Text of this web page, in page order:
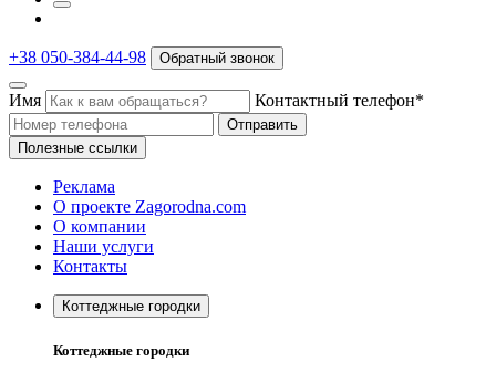
+38 050-384-44-98 Обратный звонок
Имя Контактный телефон*
Отправить
Полезные ссылки
Реклама
О проекте Zagorodna.com
О компании
Наши услуги
Контакты
Коттеджные городки
Коттеджные городки